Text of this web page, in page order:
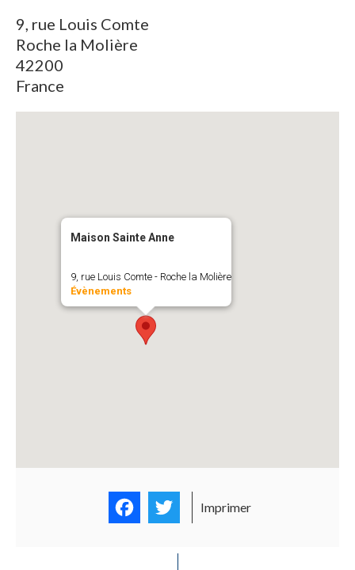
9, rue Louis Comte
Roche la Molière
42200
France
Maison Sainte Anne
9, rue Louis Comte - Roche la Molière
Évènements
FacebookTwitter
Imprimer